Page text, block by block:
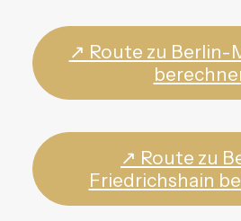
↗ Route zu Berlin-
↗ Route zu
Friedrichshain